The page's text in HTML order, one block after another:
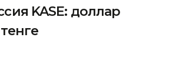
KASE: доллар